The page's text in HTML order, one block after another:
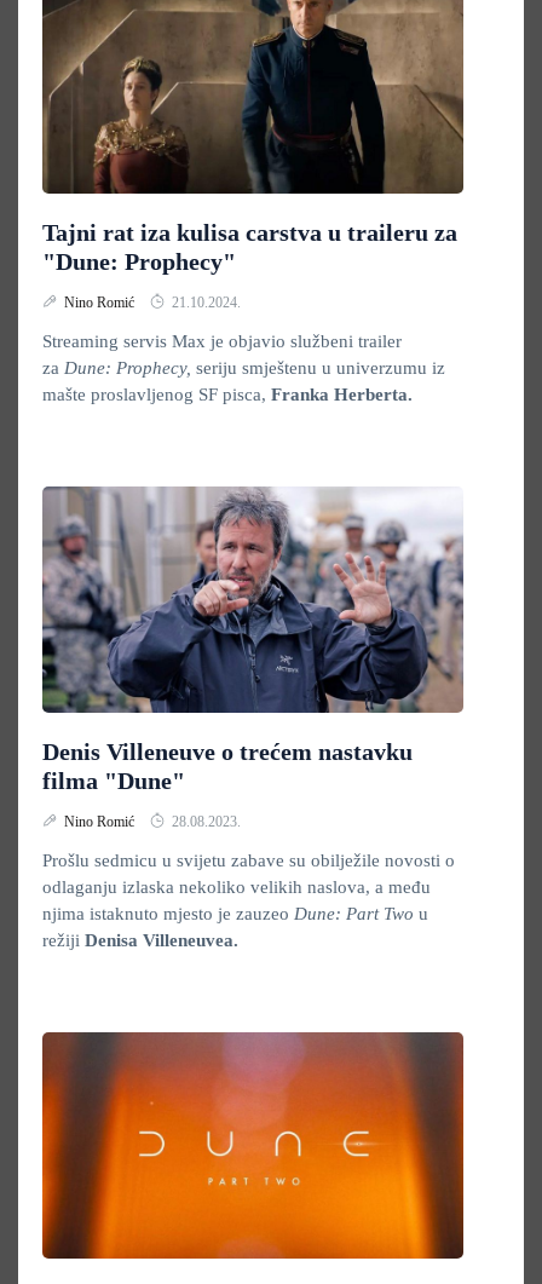
Tajni rat iza kulisa carstva u traileru za
"Dune: Prophecy"
Nino Romić 21.10.2024.
Streaming servis Max je objavio službeni trailer
za Dune: Prophecy, seriju smještenu u univerzumu iz
mašte proslavljenog SF pisca, Franka Herberta.
Denis Villeneuve o trećem nastavku
filma "Dune"
Nino Romić 28.08.2023.
Prošlu sedmicu u svijetu zabave su obilježile novosti o
odlaganju izlaska nekoliko velikih naslova, a među
njima istaknuto mjesto je zauzeo Dune: Part Two u
režiji Denisa Villeneuvea.